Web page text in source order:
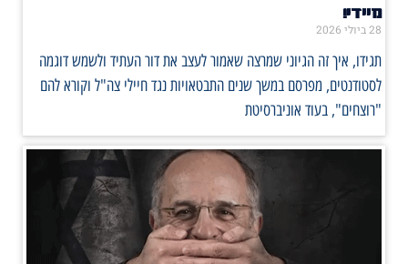
מיידי!
28 ביולי 2026
תגידו, איך זה הגיוני שמרצה שאמור לעצב את דור העתיד ולשמש דוגמה
לסטודנטים, מפרסם במשך שנים התבטאויות נגד חיילי צה"ל וקורא להם
"רוצחים", בעוד אוניברסיטת